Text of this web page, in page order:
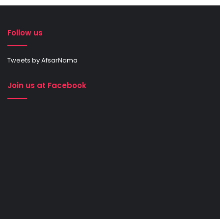
Follow us
Tweets by AfsarNama
Join us at Facebook